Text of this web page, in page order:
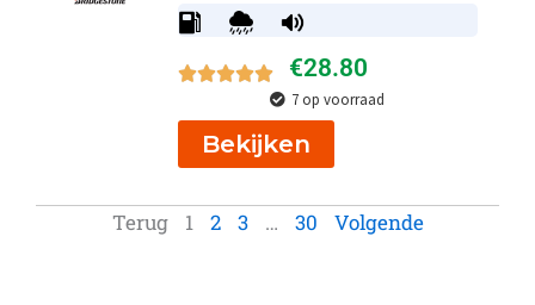
€28.80
7 op voorraad
Bekijken
Terug 1 2 3 … 30 Volgende